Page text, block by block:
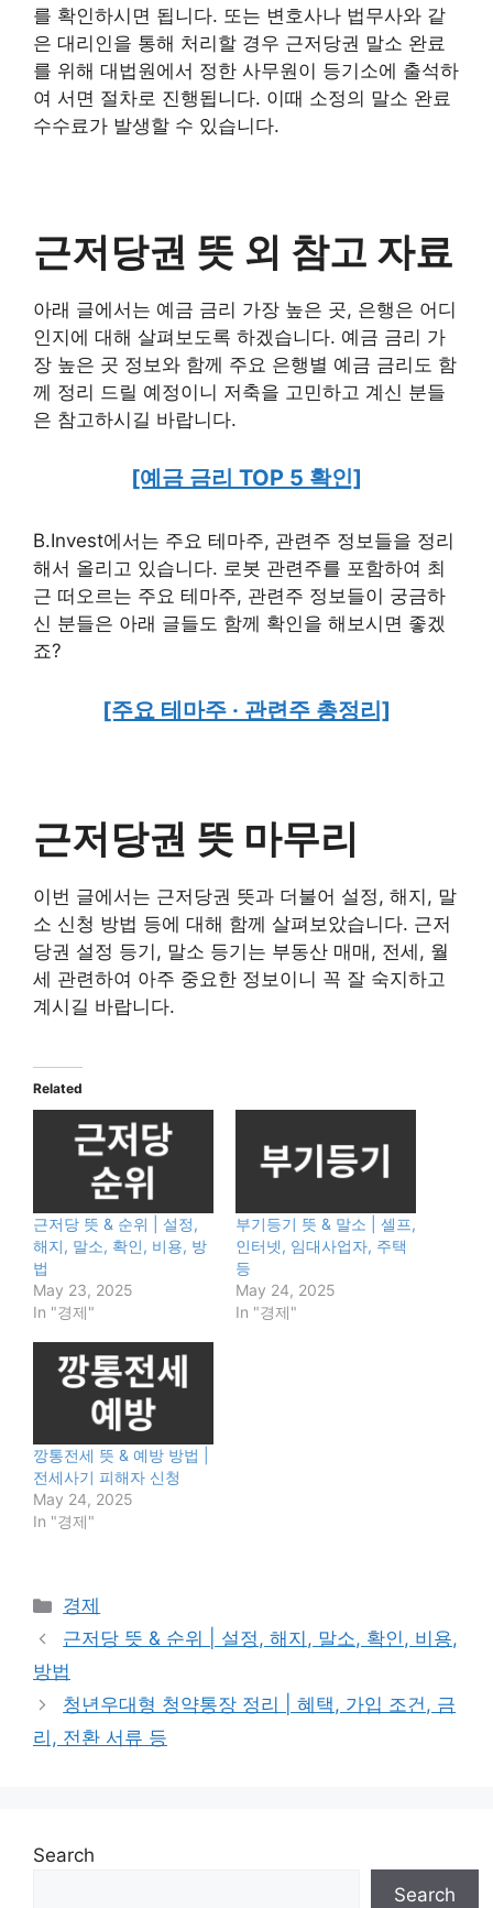
를 확인하시면 됩니다. 또는 변호사나 법무사와 같
은 대리인을 통해 처리할 경우 근저당권 말소 완료
를 위해 대법원에서 정한 사무원이 등기소에 출석하
여 서면 절차로 진행됩니다. 이때 소정의 말소 완료
수수료가 발생할 수 있습니다.
근저당권 뜻 외 참고 자료
아래 글에서는 예금 금리 가장 높은 곳, 은행은 어디
인지에 대해 살펴보도록 하겠습니다. 예금 금리 가
장 높은 곳 정보와 함께 주요 은행별 예금 금리도 함
께 정리 드릴 예정이니 저축을 고민하고 계신 분들
은 참고하시길 바랍니다.
[예금 금리 TOP 5 확인]
B.Invest에서는 주요 테마주, 관련주 정보들을 정리
해서 올리고 있습니다. 로봇 관련주를 포함하여 최
근 떠오르는 주요 테마주, 관련주 정보들이 궁금하
신 분들은 아래 글들도 함께 확인을 해보시면 좋겠
죠?
[주요 테마주 · 관련주 총정리]
근저당권 뜻 마무리
이번 글에서는 근저당권 뜻과 더불어 설정, 해지, 말
소 신청 방법 등에 대해 함께 살펴보았습니다. 근저
당권 설정 등기, 말소 등기는 부동산 매매, 전세, 월
세 관련하여 아주 중요한 정보이니 꼭 잘 숙지하고
계시길 바랍니다.
Related
근저당 뜻 & 순위 | 설정,
해지, 말소, 확인, 비용, 방
법
May 23, 2025
In "경제"
부기등기 뜻 & 말소 | 셀프,
인터넷, 임대사업자, 주택
등
May 24, 2025
In "경제"
깡통전세 뜻 & 예방 방법 |
전세사기 피해자 신청
May 24, 2025
In "경제"
Categories
경제
근저당 뜻 & 순위 | 설정, 해지, 말소, 확인, 비용,
방법
청년우대형 청약통장 정리 | 혜택, 가입 조건, 금
리, 전환 서류 등
Search
Search